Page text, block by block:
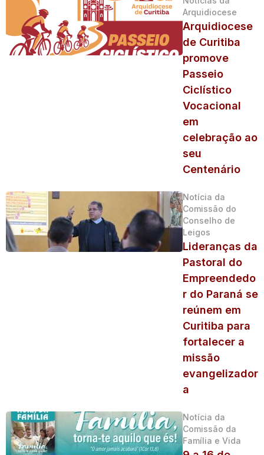
Arquidiocese
Arquidiocese
de Curitiba
promove
Passeio
Ciclístico
Vocacional
em
celebração ao
seu
Centenário
Notícia da
Comissão do
Conselho de
Leigos
Lideranças da
Pastoral do
Empreendedo
r do Paraná se
reúnem em
Curitiba para
fortalecer a
missão
evangelizador
a
Notícia da
Comissão da
Família e Vida